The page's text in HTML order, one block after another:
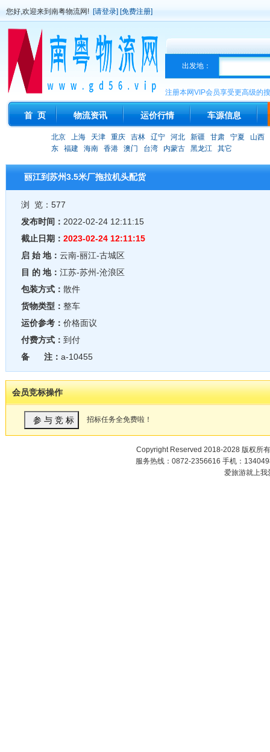
您好,欢迎来到南粤物流网! [请登录] [免费注册]
出发地：
注册本网VIP会员享受更高级的
首 页 物流资讯 运价行情 车源信息
北京 上海 天津 重庆 吉林 辽宁 河北 新疆 甘肃 宁夏
山西
东
福建 海南 香港 澳门 台湾 内蒙古 黑龙江 其它
丽江到苏州3.5米厂拖拉机头配货
浏 览：577
发布时间： 2022-02-24 12:11:15
截止日期： 2023-02-24 12:11:15
启 始 地： 云南-丽江-古城区
目 的 地： 江苏-苏州-沧浪区
包装方式： 散件
货物类型： 整车
运价参考： 价格面议
付费方式： 到付
备 注： a-10455
会员竞标操作
招标任务全免费啦！
Copyright Reserved 2018-2028 版权所
服务热线：0872-2356616 手机：
爱旅游就上我